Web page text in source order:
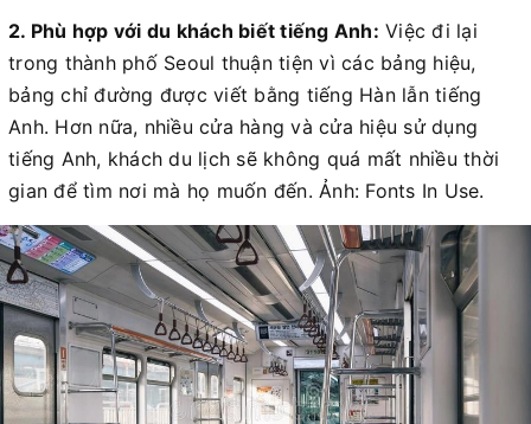
2. Phù hợp với du khách biết tiếng Anh: Việc đi lại
trong thành phố Seoul thuận tiện vì các bảng hiệu,
bảng chỉ đường được viết bằng tiếng Hàn lẫn tiếng
Anh. Hơn nữa, nhiều cửa hàng và cửa hiệu sử dụng
tiếng Anh, khách du lịch sẽ không quá mất nhiều thời
gian để tìm nơi mà họ muốn đến. Ảnh: Fonts In Use.